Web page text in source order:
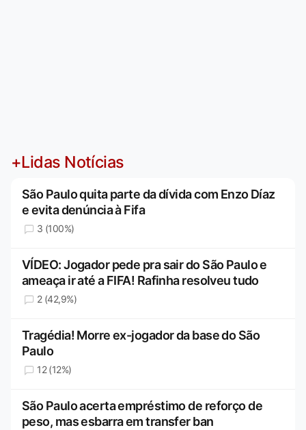
+Lidas Notícias
São Paulo quita parte da dívida com Enzo Díaz
e evita denúncia à Fifa
3 (100%)
VÍDEO: Jogador pede pra sair do São Paulo e
ameaça ir até a FIFA! Rafinha resolveu tudo
2 (42,9%)
Tragédia! Morre ex-jogador da base do São
Paulo
12 (12%)
São Paulo acerta empréstimo de reforço de
peso, mas esbarra em transfer ban